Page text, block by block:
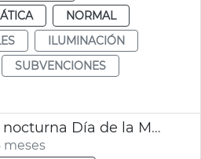
NORMAL
ILUMINACIÓN
SUBVENCIONES
Sorteo mascletà nocturna Día de la Madre València
meses